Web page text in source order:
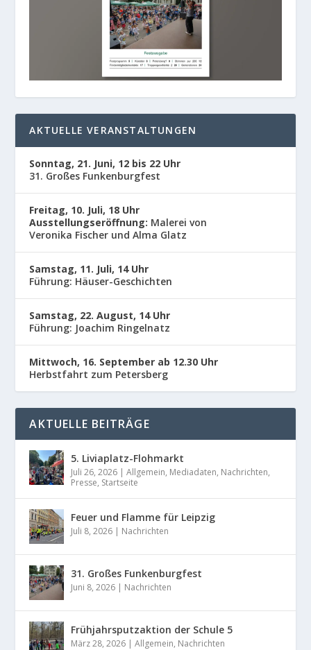
AKTUELLE VERANSTALTUNGEN
Sonntag, 21. Juni, 12 bis 22 Uhr
31. Großes Funkenburgfest
Freitag, 10. Juli, 18 Uhr
Ausstellungseröffnung: Malerei von
Veronika Fischer und Alma Glatz
Samstag, 11. Juli, 14 Uhr
Führung: Häuser-Geschichten
Samstag, 22. August, 14 Uhr
Führung: Joachim Ringelnatz
Mittwoch, 16. September ab 12.30 Uhr
Herbstfahrt zum Petersberg
AKTUELLE BEITRÄGE
5. Liviaplatz-Flohmarkt
Juli 26, 2026 |Allgemein, Mediadaten, Nachrichten,
Presse, Startseite
Feuer und Flamme für Leipzig
Juli 8, 2026 | Nachrichten
31. Großes Funkenburgfest
Juni 8, 2026 | Nachrichten
Frühjahrsputzaktion der Schule 5
März 28, 2026 |Allgemein, Nachrichten